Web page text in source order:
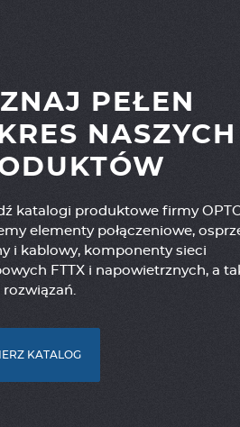
PEŁEN
NASZYCH
katalogi produktowe firmy
elementy połączeniowe,
i kablowy, komponenty sieci
FTTX i napowietrznych, a
KATALOG